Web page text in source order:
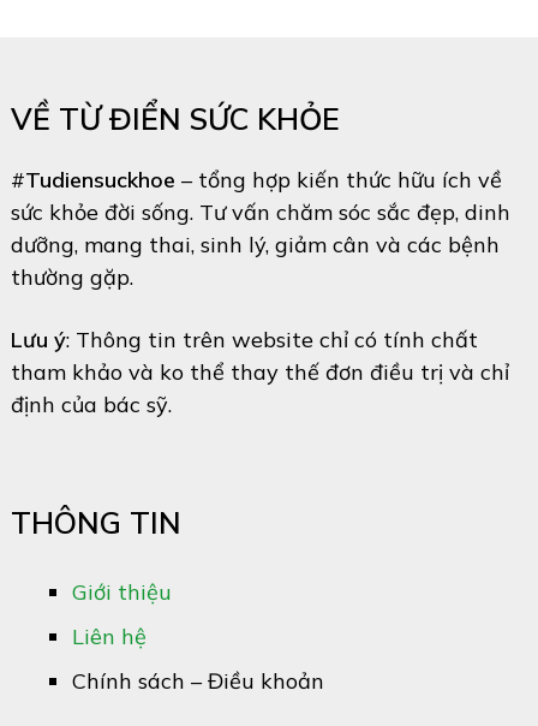
VỀ TỪ ĐIỂN SỨC KHỎE
#Tudiensuckhoe – tổng hợp kiến thức hữu ích về
sức khỏe đời sống. Tư vấn chăm sóc sắc đẹp, dinh
dưỡng, mang thai, sinh lý, giảm cân và các bệnh
thường gặp.
Lưu ý: Thông tin trên website chỉ có tính chất
tham khảo và ko thể thay thế đơn điều trị và chỉ
định của bác sỹ.
THÔNG TIN
Giới thiệu
Liên hệ
Chính sách – Điều khoản